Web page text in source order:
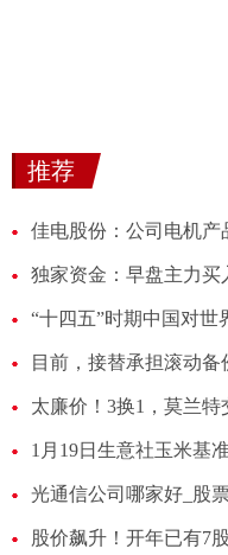
推荐
独家资金：早盘主力买
太廉价！3换1，莫兰
1月19日生意社玉米基